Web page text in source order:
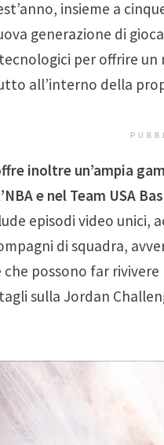
insieme a
generazione di
per offrire
all’interno della
inoltre un’ampia
e nel Team USA
episodi video unici,
di squadra,
possono far
sulla Jordan